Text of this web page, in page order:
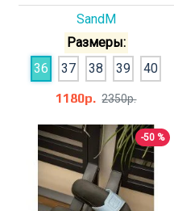
SandM
Размеры:
36
37 38 39
40
1180р. 2350р.
-50 %